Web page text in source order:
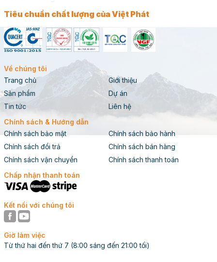
Hình ảnh thực tế Dụng cụ Đạp xe 711521 lắp tại
Đắk Tô, Kon Tum
Ưu Điểm Nổi Bật và Tiêu Chuẩn Chất
Lượng của Dụng Cụ Đạp Xe 711521
Dụng Cụ Đạp Xe 711521
thuật ấn tượng mà còn được đánh giá cao về chất
lượng và độ an toàn. Sản phẩm tuân thủ các tiêu chuẩn
quốc tế và Việt Nam, đáp ứng nhu cầu khắt khe của
các dự án thể thao công cộng.
Thương hiệu Việt đạt chuẩn Australia về dụng cụ
ngoài trời.
Tiêu chuẩn chất lượng của Việt Phát
Về chúng tôi
Trang chủ
Giới thiệu
Sản phẩm
Dự án
Tin tức
Liên hệ
Chính sách & Hướng dẫn
Chính sách bảo mật
Chính sách bảo hành
Chính sách đổi trả
Chính sách bán hàng
Chính sách vận chuyển
Chính sách thanh toán
Chấp nhận thanh toán
Kết nối với chúng tôi
Giờ làm việc
Từ thứ hai đến thứ 7 (8:00 sáng đến 21:00 tối)